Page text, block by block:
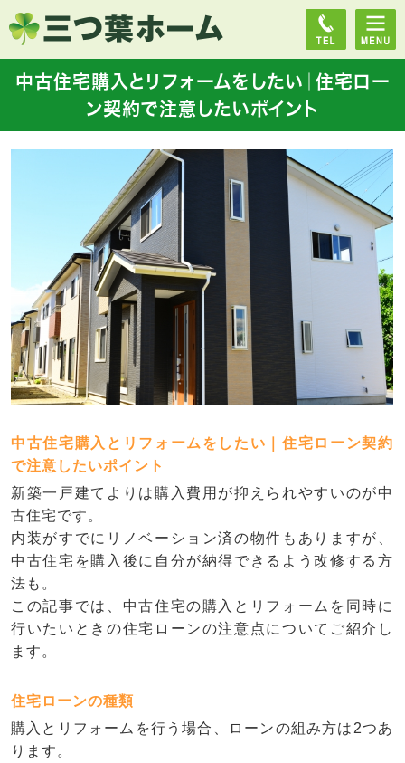
中古住宅購入とリフォームをしたい｜住宅ロー
ン契約で注意したいポイント
中古住宅購入とリフォームをしたい｜住宅ローン契約
で注意したいポイント
新築一戸建てよりは購入費用が抑えられやすいのが中
古住宅です。
内装がすでにリノベーション済の物件もありますが、
中古住宅を購入後に自分が納得できるよう改修する方
法も。
この記事では、中古住宅の購入とリフォームを同時に
行いたいときの住宅ローンの注意点についてご紹介し
ます。
住宅ローンの種類
購入とリフォームを行う場合、ローンの組み方は2つあ
ります。